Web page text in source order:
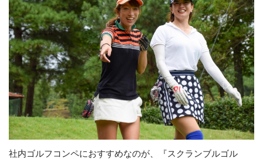
社内ゴルフコンペにおすすめなのが、『スクランブルゴル